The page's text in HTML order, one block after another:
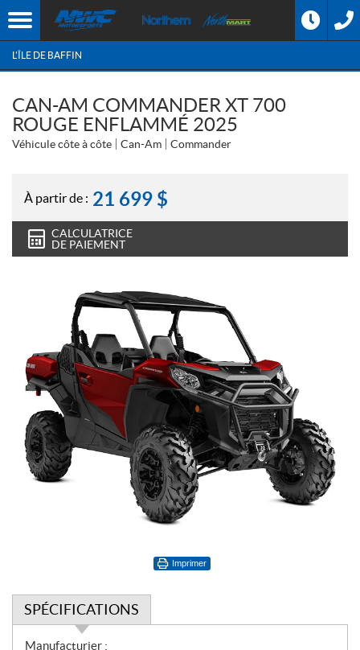
L'ÎLE DE BAFFIN
CAN-AM COMMANDER XT 700
ROUGE ENFLAMMÉ 2025
Véhicule côte à côte Can-Am Commander
À partir de : 21 699 $
CALCULATRICE
DE PAIEMENT
Imprimer
SPÉCIFICATIONS
S
Manufacturier :